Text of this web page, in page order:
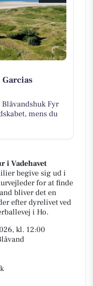
Fyr
mens du
i Vadehavet
begive sig ud i
for at finde
bliver det en
efter dyrelivet ved
i Ho.
kl. 12:00